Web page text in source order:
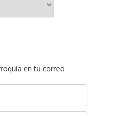
en tu correo